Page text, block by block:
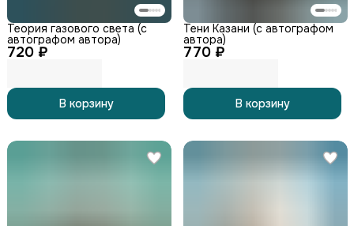
720 ₽
Теория газового света (с
автографом автора)
В корзину
770 ₽
Тени Казани (с автографом
автора)
В корзину